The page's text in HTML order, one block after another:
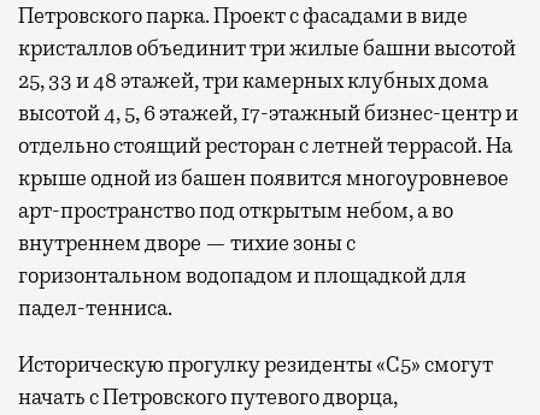
Петровского парка. Проект с фасадами в виде
кристаллов объединит три жилые башни высотой
25, 33 и 48 этажей, три камерных клубных дома
высотой 4, 5, 6 этажей, 17-этажный бизнес-центр и
отдельно стоящий ресторан с летней террасой. На
крыше одной из башен появится многоуровневое
арт-пространство под открытым небом, а во
внутреннем дворе — тихие зоны с
горизонтальном водопадом и площадкой для
падел-тенниса.
Историческую прогулку резиденты «С5» смогут
начать с Петровского путевого дворца,